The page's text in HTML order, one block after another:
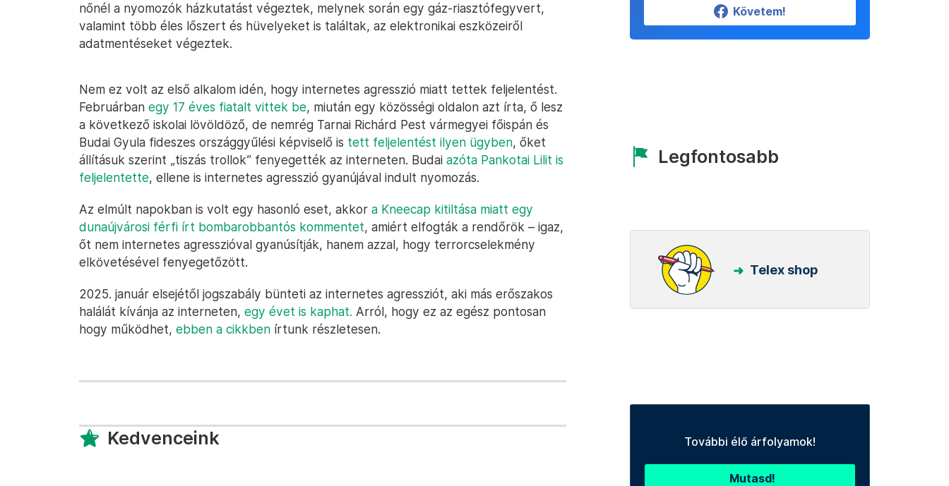
nőnél a nyomozók házkutatást végeztek, melynek során egy gáz-riasztófegyvert,
valamint több éles lőszert és hüvelyeket is találtak, az elektronikai eszközeiről
adatmentéseket végeztek.
Nem ez volt az első alkalom idén, hogy internetes agresszió miatt tettek feljelentést.
Februárban egy 17 éves fiatalt vittek be, miután egy közösségi oldalon azt írta, ő lesz
a következő iskolai lövöldöző, de nemrég Tarnai Richárd Pest vármegyei főispán és
Budai Gyula fideszes országgyűlési képviselő is tett feljelentést ilyen ügyben, őket
állításuk szerint „tiszás trollok” fenyegették az interneten. Budai azóta Pankotai Lilit is
feljelentette, ellene is internetes agresszió gyanújával indult nyomozás.
Az elmúlt napokban is volt egy hasonló eset, akkor a Kneecap kitiltása miatt egy
dunaújvárosi férfi írt bombarobbantós kommentet, amiért elfogták a rendőrök – igaz,
őt nem internetes agresszióval gyanúsítják, hanem azzal, hogy terrorcselekmény
elkövetésével fenyegetőzött.
2025. január elsejétől jogszabály bünteti az internetes agressziót, aki más erőszakos
halálát kívánja az interneten, egy évet is kaphat. Arról, hogy ez az egész pontosan
hogy működhet, ebben a cikkben írtunk részletesen.
Kedvenceink
Követem!
Legfontosabb
Telex shop
További élő árfolyamok!
Mutasd!